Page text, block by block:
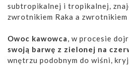
subtropikalnej i tropikalnej,
zwrotnikiem Raka a
Owoc kawowca, w procesie
swoją barwę z zielonej na
wnętrzu podobnym do wiśni,